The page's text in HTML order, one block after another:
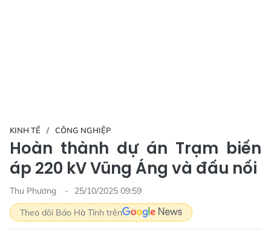
KINH TẾ CÔNG NGHIỆP
Hoàn thành dự án Trạm biến
áp 220 kV Vũng Áng và đấu nối
Thu Phương
25/10/2025 09:59
Theo dõi Báo Hà Tĩnh trên